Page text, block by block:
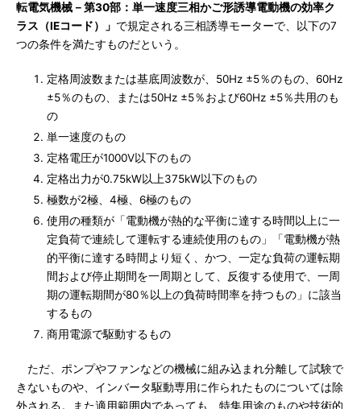
転電気機械－第30部：単一速度三相かご形誘導電動機の効率ク
ラス（IEコード）」 で規定される三相誘導モーターで、以下の7
つの条件を満たすものだという。
定格周波数または基底周波数が、50Hz ±5％のもの、60Hz
±5％のもの、または50Hz ±5％および60Hz ±5％共用のも
の
単一速度のもの
定格電圧が1000V以下のもの
定格出力が0.75kW以上375kW以下のもの
極数が2極、4極、6極のもの
使用の種類が「電動機が熱的な平衡に達する時間以上に一
定負荷で連続して運転する連続使用のもの」「電動機が熱
的平衡に達する時間より短く、かつ、一定な負荷の運転期
間および停止期間を一周期として、反復する使用で、一周
期の運転期間が80％以上の負荷時間率を持つもの」に該当
するもの
商用電源で駆動するもの
ただ、ポンプやファンなどの機械に組み込まれ分離して試験で
きないものや、インバータ駆動専用に作られたものについては除
外される。また適用範囲内であっても、特集用途のものや技術的